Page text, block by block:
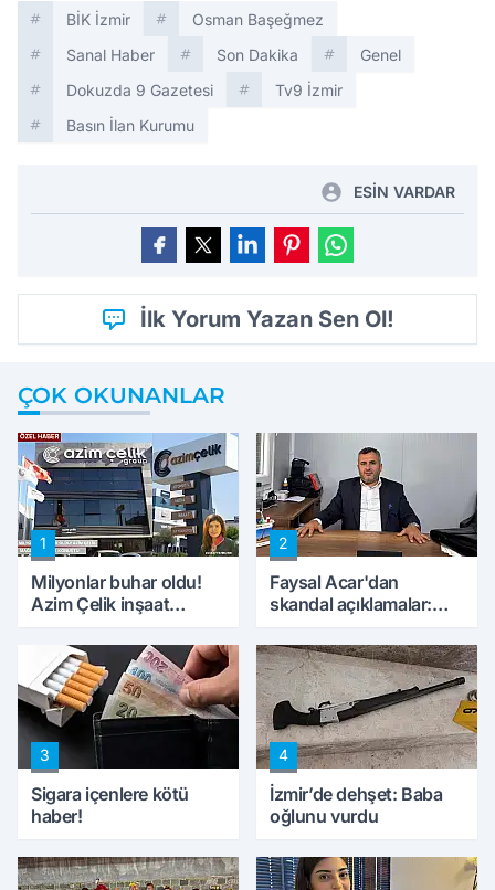
BİK İzmir
Osman Başeğmez
Sanal Haber
Son Dakika
Genel
Dokuzda 9 Gazetesi
Tv9 İzmir
Basın İlan Kurumu
ESİN VARDAR
İlk Yorum Yazan Sen Ol!
ÇOK OKUNANLAR
1
Milyonlar buhar oldu!
Azim Çelik inşaat
konuştu
2
Faysal Acar'dan
skandal açıklamalar:
peynircilerimizi de
kıskaca aldı, müdahale
ettik'
3
Sigara içenlere kötü
haber!
4
İzmir’de dehşet: Baba
oğlunu vurdu